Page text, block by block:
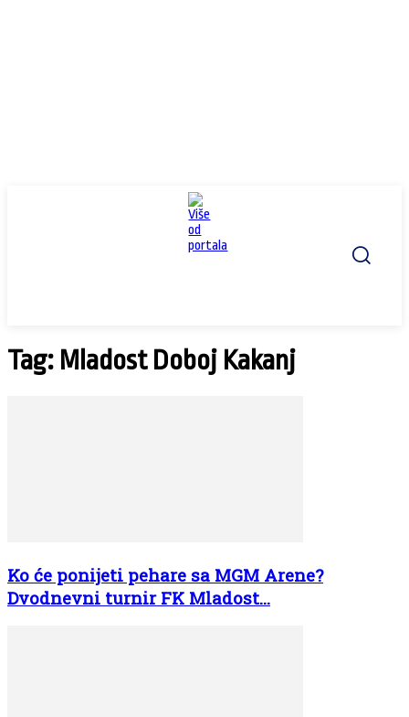
Tag: Mladost Doboj Kakanj
Ko će ponijeti pehare sa MGM Arene?
Dvodnevni turnir FK Mladost...